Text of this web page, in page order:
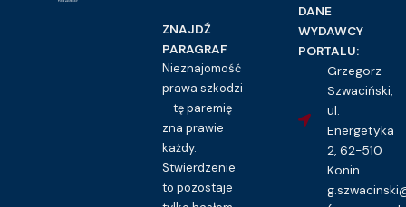
ZNAJDŹ
PARAGRAF
Nieznajomość
prawa szkodzi
– tę paremię
zna prawie
każdy.
Stwierdzenie
to pozostaje
DANE
WYDAWCY
PORTALU:
Grzegorz
Szwaciński,
ul.
Energetyka
2, 62-510
Konin